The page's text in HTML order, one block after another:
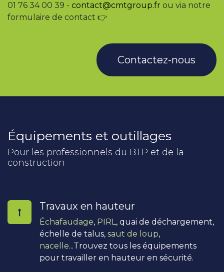
01 76 34 00 39 - contact@cmtgroup.fr ou via notre
formulaire de contact 👉
Contactez-nous
Équipements et outillages
Pour les professionnels du BTP et de la
construction
Travaux en hauteur
Échafaudage, PIRL, quai de déchargement,
échelle de talus, saut de loup,
nacelle...Trouvez tous les équipements
pour travailler en hauteur en sécurité.